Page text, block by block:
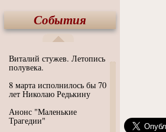
События
Виталий стужев. Летопись
полувека.
8 марта исполнилось бы 70
лет Николаю Редькину
Анонс "Маленькие
Трагедии"